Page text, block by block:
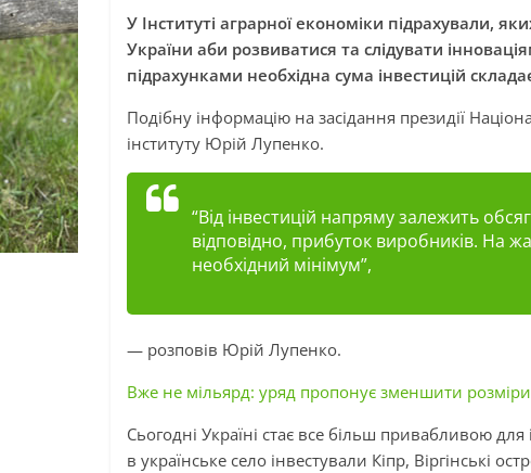
У Інституті аграрної економіки підрахували,
України аби розвиватися та слідувати
підрахунками необхідна сума інвестицій
Подібну інформацію на засідання президії
інституту Юрій Лупенко.
“Від інвестицій напряму залежить
відповідно, прибуток виробників. На
необхідний мінімум”,
— розповів Юрій Лупенко.
Вже не мільярд: уряд пропонує зменшити
Сьогодні Україні стає все більш привабливою
в українське село інвестували Кіпр, Віргінські